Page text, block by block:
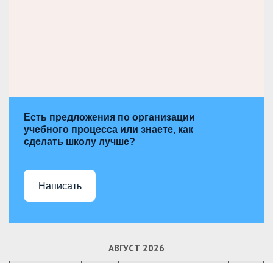
Есть предложения по организации
учебного процесса или знаете, как
сделать школу лучше?
Написать
АВГУСТ 2026